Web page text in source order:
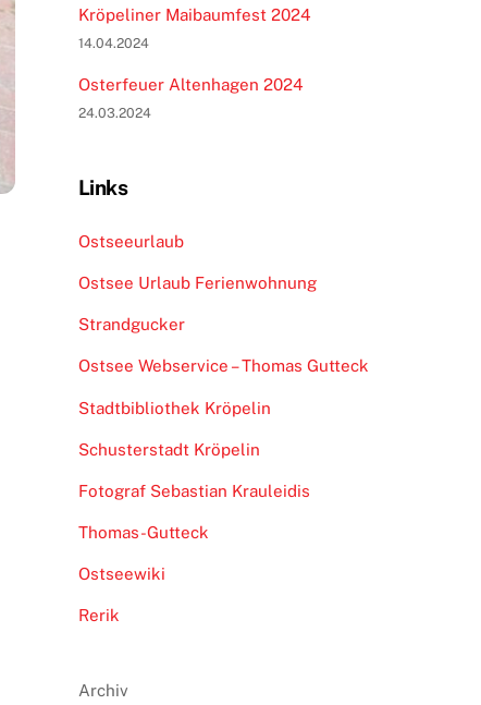
Kröpeliner Maibaumfest 2024
14.04.2024
Osterfeuer Altenhagen 2024
24.03.2024
Links
Ostseeurlaub
Ostsee Urlaub Ferienwohnung
Strandgucker
Ostsee Webservice – Thomas Gutteck
Stadtbibliothek Kröpelin
Schusterstadt Kröpelin
Fotograf Sebastian Krauleidis
Thomas-Gutteck
Ostseewiki
Rerik
Archiv